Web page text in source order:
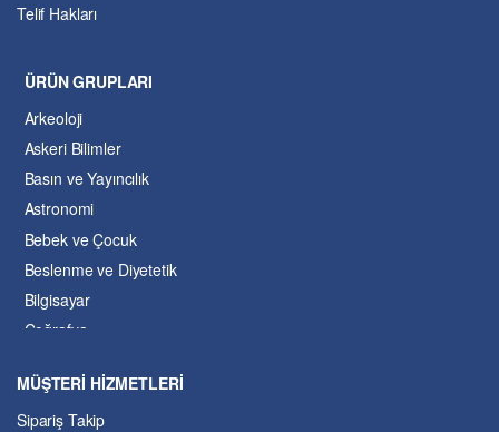
Telif Hakları
ÜRÜN GRUPLARI
Arkeoloji
Askeri Bilimler
Basın ve Yayıncılık
Astronomi
Bebek ve Çocuk
Beslenme ve Diyetetik
Bilgisayar
Coğrafya
Dil ve Edebiyat
Eğitim
MÜŞTERİ HİZMETLERİ
Sipariş Takip